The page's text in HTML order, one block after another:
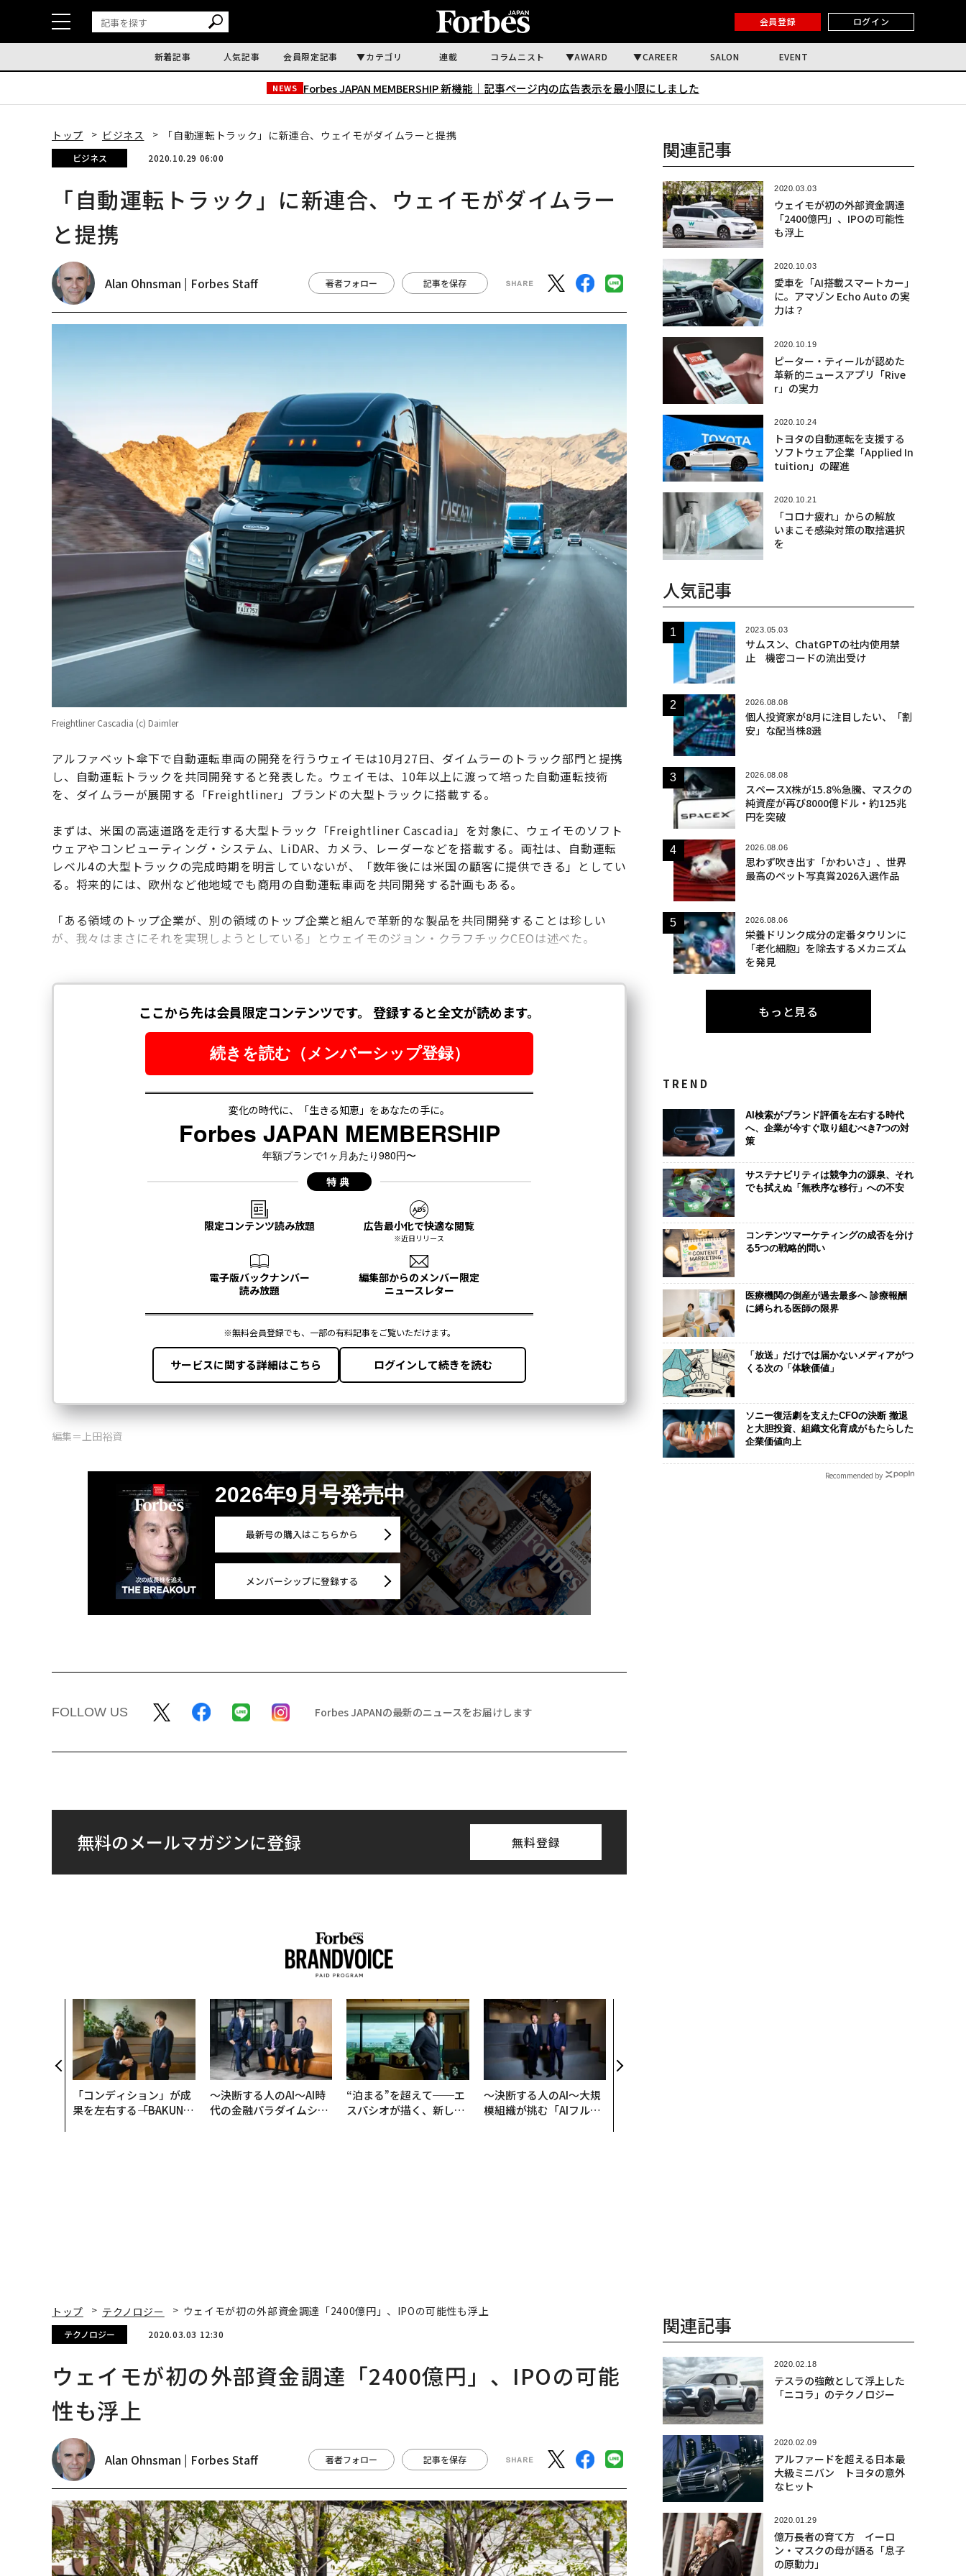
会員登録 ログイン
新着記事 人気記事 会員限定記事 カテゴリ 連載 コラムニスト AWARD CAREER SALON EVENT
NEWS Forbes JAPAN MEMBERSHIP 新機能｜ 記事ページ内の広告表示を最小限にしました
トップ ビジネス 「自動運転トラック」に新連合、ウェイモがダイムラーと提携
ビジネス 2020.10.29 06:00
「自動運転トラック」に新連合、ウェイモがダイムラー
と提携
Alan Ohnsman | Forbes Staff 著者フォロー 記事を保存
Freightliner Cascadia (c) Daimler
アルファベット傘下で自動運転車両の開発を行うウェイモは10月27日、ダイムラーのトラック部門と提携
し、自動運転トラックを共同開発すると発表した。ウェイモは、10年以上に渡って培った自動運転技術
を、ダイムラーが展開する「Freightliner」ブランドの大型トラックに搭載する。
まずは、米国の高速道路を走行する大型トラック「Freightliner Cascadia」を対象に、ウェイモのソフト
ウェアやコンピューティング・システム、LiDAR、カメラ、レーダーなどを搭載する。両社は、自動運転
レベル4の大型トラックの完成時期を明言していないが、「数年後には米国の顧客に提供できる」としてい
る。将来的には、欧州など他地域でも商用の自動運転車両を共同開発する計画もある。
「ある領域のトップ企業が、別の領域のトップ企業と組んで革新的な製品を共同開発することは珍しい
が、我々はまさにそれを実現しようとしている」とウェイモのジョン・クラフチックCEOは述べた。
編集＝上田裕資
2026年9月号発売中
最新号の購入はこちらから
メンバーシップに登録する
FOLLOW US Forbes JAPANの最新のニュースをお届けします
無料のメールマガジンに登録 無料登録
「コンディション」が成
果を左右する――「BAKUN
〜決断する人のAI〜AI時
代の金融パラダイムシフ
“泊まる”を超えて──エ
スパシオが描く、新しい
〜決断する人のAI〜大規
模組織が挑む「AIフル実
関連記事
2020.03.03
ウェイモが初の外部資金調達
「2400億円」、IPOの可能性
も浮上
2020.10.03
愛車を「AI搭載スマートカー」
に。アマゾン Echo Auto の実
力は？
2020.10.19
ピーター・ティールが認めた
革新的ニュースアプリ「Rive
r」の実力
2020.10.24
トヨタの自動運転を支援する
ソフトウェア企業「Applied In
tuition」の躍進
2020.10.21
「コロナ疲れ」からの解放
いまこそ感染対策の取捨選択
を
人気記事
2023.05.03
サムスン、ChatGPTの社内使用禁
止 機密コードの流出受け
2026.08.08
個人投資家が8月に注目したい、「割
安」な配当株8選
2026.08.08
スペースX株が15.8％急騰、マスクの
純資産が再び8000億ドル・約125兆
円を突破
2026.08.06
思わず吹き出す「かわいさ」、世界
最高のペット写真賞2026入選作品
2026.08.06
栄養ドリンク成分の定番タウリンに
「老化細胞」を除去するメカニズム
を発見
もっと見る
TREND
AI検索がブランド評価を左右する時代
へ、企業が今すぐ取り組むべき7つの対
策
サステナビリティは競争力の源泉、それ
でも拭えぬ「無秩序な移行」への不安
コンテンツマーケティングの成否を分け
る5つの戦略的問い
医療機関の倒産が過去最多へ 診療報酬
に縛られる医師の限界
「放送」だけでは届かないメディアがつ
くる次の「体験価値」
ソニー復活劇を支えたCFOの決断 撤退
と大胆投資、組織文化育成がもたらした
企業価値向上
Recommended by
トップ テクノロジー ウェイモが初の外部資金調達「2400億円」、IPOの可能性も浮上
テクノロジー 2020.03.03 12:30
ウェイモが初の外部資金調達「2400億円」、IPOの可能
性も浮上
Alan Ohnsman | Forbes Staff 著者フォロー 記事を保存
関連記事
2020.02.18
テスラの強敵として浮上した
「ニコラ」のテクノロジー
2020.02.09
アルファードを超える日本最
大級ミニバン トヨタの意外
なヒット
2020.01.29
億万長者の育て方 イーロ
ン・マスクの母が語る「息子
の原動力」